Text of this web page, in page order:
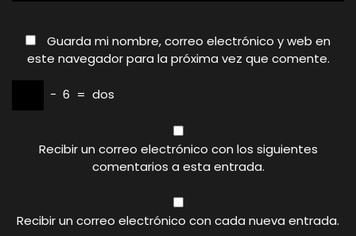
Guarda mi nombre, correo electrónico y web en
este navegador para la próxima vez que comente.
− 6 = dos
Recibir un correo electrónico con los siguientes
comentarios a esta entrada.
Recibir un correo electrónico con cada nueva entrada.